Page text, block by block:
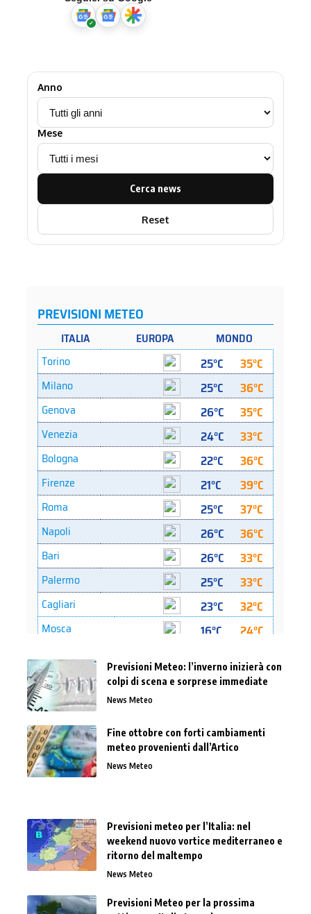
Anno
Mese
Cerca news
Reset
Previsioni Meteo: l’inverno inizierà con
colpi di scena e sorprese immediate
News Meteo
Fine ottobre con forti cambiamenti
meteo provenienti dall’Artico
News Meteo
Previsioni meteo per l’Italia: nel
weekend nuovo vortice mediterraneo e
ritorno del maltempo
News Meteo
Previsioni Meteo per la prossima